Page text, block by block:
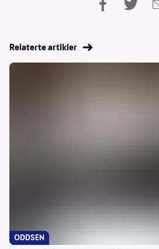
Relaterte artikler
ODDSEN